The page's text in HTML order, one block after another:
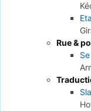
Rue &